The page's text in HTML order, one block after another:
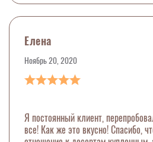
Елена
Ноябрь 20, 2020
Я постоянный клиент,
все! Как же это вкусно! Спасибо,